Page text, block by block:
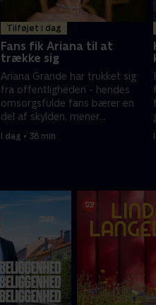
Tilføjet i dag
Fans fik Ariana til at
trække sig
Ariana Grande har trukket sig
fra offentligheden - hendes
omsorgsfulde fans bærer en
del af skylden, mener
I dag • 38 min